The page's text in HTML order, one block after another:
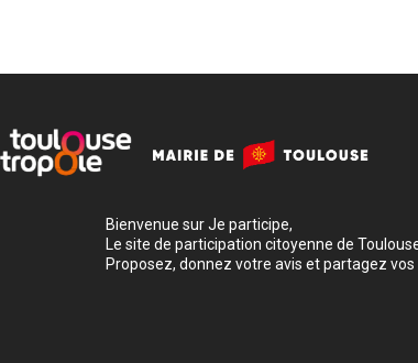
Bienvenue sur Je participe,
Le site de participation citoyenne de
Proposez, donnez votre avis et partagez vos